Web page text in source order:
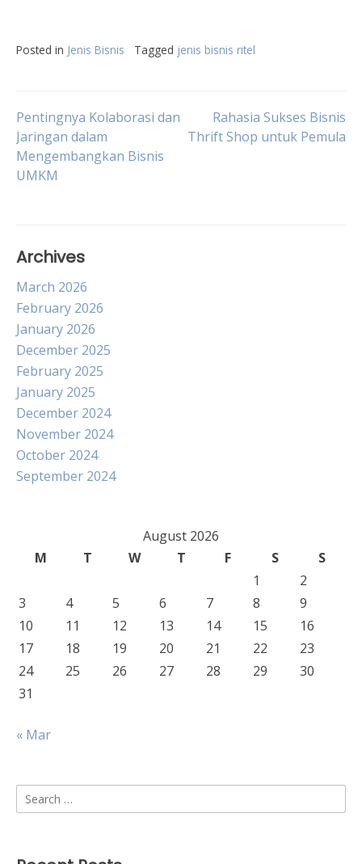
Posted in Jenis Bisnis Tagged jenis bisnis ritel
Post
navigation
Pentingnya Kolaborasi dan
Jaringan dalam
Mengembangkan Bisnis
UMKM
Rahasia Sukses Bisnis
Thrift Shop untuk Pemula
Archives
March 2026
February 2026
January 2026
December 2025
February 2025
January 2025
December 2024
November 2024
October 2024
September 2024
August 2026
M
T W T F S
S
1
2
3
4 5 6 7 8
9
10
11 12 13 14 15
16
17
18 19 20 21 22
23
24
25 26 27 28 29
30
31
« Mar
Search
for: